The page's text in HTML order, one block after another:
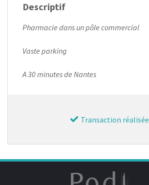
Descriptif
Pharmacie dans un pôle commercial
Vaste parking
A 30 minutes de Nantes
Transaction réalisée